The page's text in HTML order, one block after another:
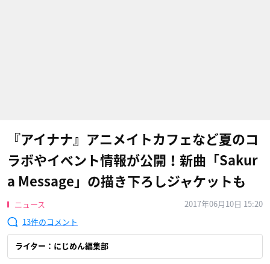
『アイナナ』アニメイトカフェなど夏のコ
ラボやイベント情報が公開！新曲「Sakur
a Message」の描き下ろしジャケットも
ニュース
2017年06月10日 15:20
13
ライター：にじめん編集部